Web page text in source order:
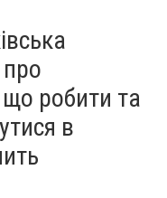
робити та
в